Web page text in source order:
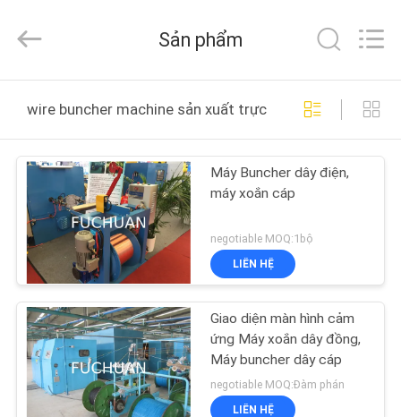
CÁC
SẢN
PHẨM
VIDEO
CHƯƠNG
TRÌNH
Kunshan
Fuchuan
Mechanical
Sản phẩm
wire buncher machine sản xuất trực tuyến
Máy Buncher dây điện,
máy xoắn cáp
negotiable MOQ:1bộ
LIÊN HỆ
Giao diện màn hình cảm
ứng Máy xoắn dây đồng,
Máy buncher dây cáp
negotiable MOQ:Đàm phán
LIÊN HỆ